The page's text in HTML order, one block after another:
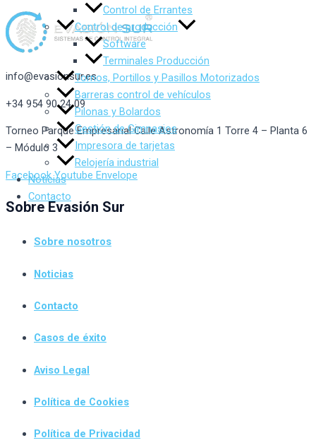
Control de Errantes
Control de producción
Software
Terminales Producción
Tornos, Portillos y Pasillos Motorizados
Barreras control de vehículos
Pilonas y Bolardos
Gestión de Gimnasios
Impresora de tarjetas
Relojería industrial
Noticias
Contacto
info@evasionsur.es
+34 954 90 24 09
Torneo Parque Empresarial Calle Astronomía 1 Torre 4 – Planta 6
– Módulo 3
Facebook Youtube Envelope
Sobre Evasión Sur
Sobre nosotros
Noticias
Contacto
Casos de éxito
Aviso Legal
Política de Cookies
Política de Privacidad